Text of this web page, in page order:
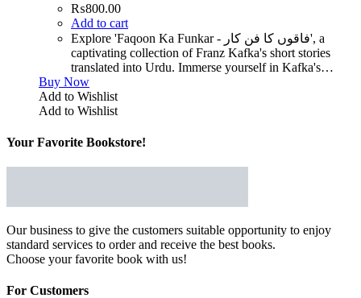
₨800.00
Add to cart
Explore 'Faqoon Ka Funkar - فاقوں کا فن کار', a
captivating collection of Franz Kafka's short stories
translated into Urdu. Immerse yourself in Kafka's…
Buy Now
Add to Wishlist
Add to Wishlist
Your Favorite Bookstore!
Our business to give the customers suitable opportunity to enjoy
standard services to order and receive the best books.
Choose your favorite book with us!
For Customers